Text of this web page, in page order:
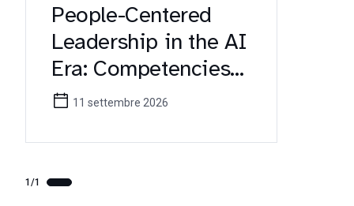
People-Centered
Leadership in the AI
Era: Competencies
for Future
Managers (Erasmus+
KA171 Workshop)
11 settembre 2026
1/1